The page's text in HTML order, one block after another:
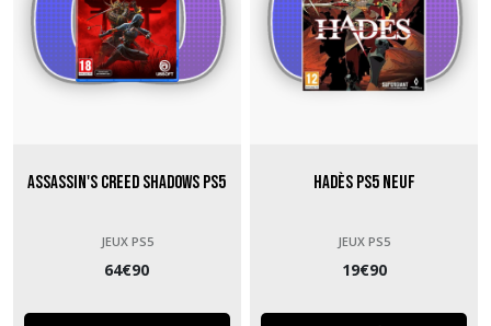
Assassin's Creed Shadows PS5
JEUX PS5
64€90
Hadès PS5 neuf
JEUX PS5
19€90